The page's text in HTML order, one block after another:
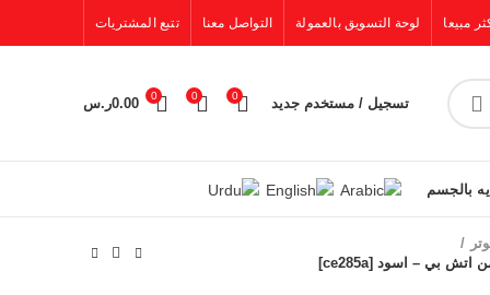
مبيعا لوحة التسويق بالعمولة التواصل معنا تتبع المشتريات
تسجيل / مستخدم جديد 0
0
0
0.00ر.س
بالجسم